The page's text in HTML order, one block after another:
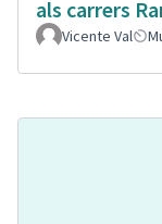
als carrers
Vicente Val